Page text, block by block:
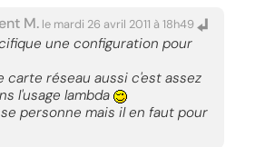
M. le mardi 26 avril 2011 à 18h49
une configuration pour
carte réseau aussi c'est assez
l'usage lambda
personne mais il en faut pour